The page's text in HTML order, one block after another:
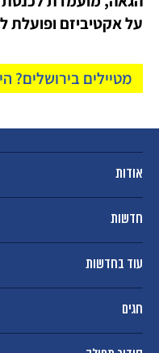
על אקטיביזם ופועלת
מטיילים בירושלים?
אודות
חדשות
עוד בחדשות
חגים